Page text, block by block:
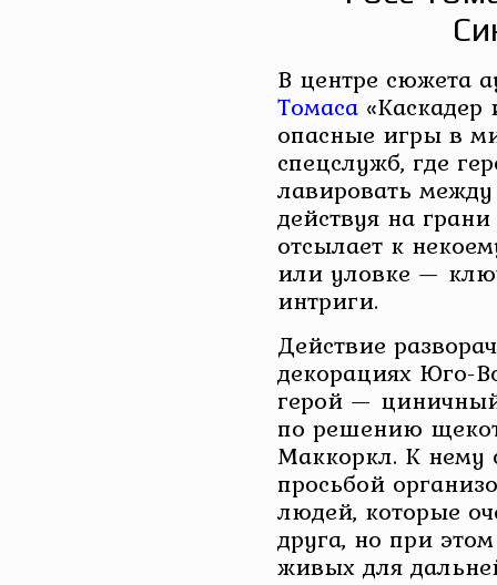
В центре сюжета
Томаса«Каскадер
опасные игры в
спецслужб, где
лавировать
действуя на
отсылает к
или уловке —
интриги.
Действие
декорациях Юго-
герой —
по решению
Маккоркл. К нему
просьбой
людей, которые
друга, но при
живых для